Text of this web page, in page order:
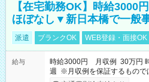
【在宅勤務OK】時給3000
ほぼなし▼新日本橋で一般
派遣 ブランクOK WEB登録・面接OK
給与
時給3000円 月収例 30万円
週 ※月収例を保証するもので